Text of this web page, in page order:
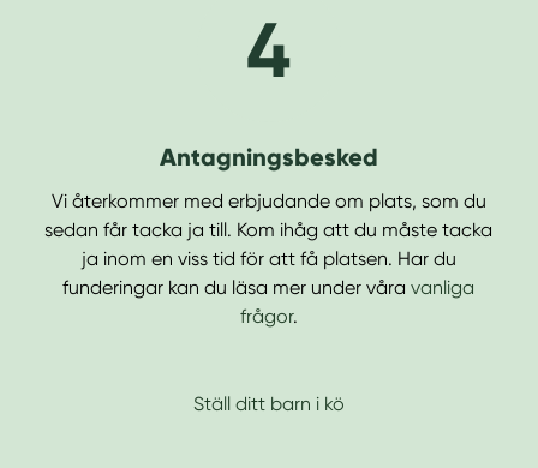
4
Antagningsbesked
Vi återkommer med erbjudande om plats, som du
sedan får tacka ja till. Kom ihåg att du måste tacka
ja inom en viss tid för att få platsen. Har du
funderingar kan du läsa mer under våravanliga
frågor.
Ställ ditt barn i kö